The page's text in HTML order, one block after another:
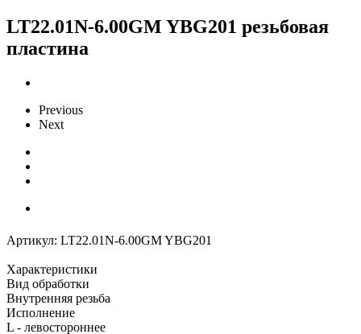
LT22.01N-6.00GM YBG201 резьбовая
пластина
Previous
Next
Артикул: LT22.01N-6.00GM YBG201
Характеристики
Вид обработки
Внутренняя резьба
Исполнение
L - левостороннее